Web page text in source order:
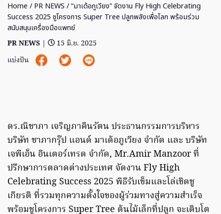
Home / PR NEWS / “มาเด้อภูเวียง” จัดงาน Fly High Celebrating
Success 2025 ชูโครงการ Super Tree ปลูกพลังเพื่อโลก พร้อมร่วม
สนับสนุนเครื่องมือแพทย์
PR NEWS |
15 มิ.ย. 2025
แบ่งปัน
ดร.ณิชาภา เจริญภาคินรัตน ประธานกรรมการบริหาร
บริษัท ชาภากรุ๊ป แอนด์ มาเด้อภูเวียง จำกัด และ บริษัท
เจพีเอ็น อินเตอร์เทรด จำกัด, Mr.Amir Manzoor ที่
ปรึกษาการตลาดต่างประเทศ จัดงาน Fly High
Celebrating Success 2025 พิธีรับเข็มและโล่เชิดชู
เกียรติ ที่รวมทุกความตั้งใจของผู้ร่วมทางสู่ความสำเร็จ
พร้อมชูโครงการ Super Tree ต้นไม้เล็กที่ปลูก จะเติบโต